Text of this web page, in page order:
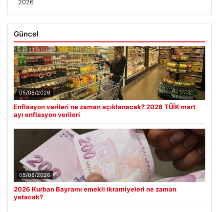
2026
Güncel
05/08/2026
Enflasyon verileri ne zaman açıklanacak? 2026 TÜİK mart
ayı enflasyon verileri
05/08/2026
2026 Kurban Bayramı emekli ikramiyeleri ne zaman
yatacak?